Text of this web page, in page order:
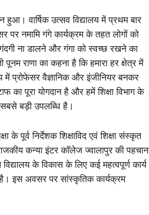
हुआ। वार्षिक उत्सव विद्यालय में प्रथम बार
नमामि गंगे कार्यक्रम के तहत लोगों को
ना डालने और गंगा को स्वच्छ रखने का
पूनम राणा का कहना है कि हमारा हर क्षेत्र में
में प्रोफेसर वैज्ञानिक और इंजीनियर बनकर
का पूरा योगदान है और हमें शिक्षा विभाग के
सबसे बड़ी उपलब्धि है।
पूर्व निर्देशक शिक्षाविद एवं शिक्षा संस्कृत
कन्या इंटर कॉलेज ज्वालापुर की पहचान
के विकास के लिए कई महत्वपूर्ण कार्य
इस अवसर पर सांस्कृतिक कार्यक्रम